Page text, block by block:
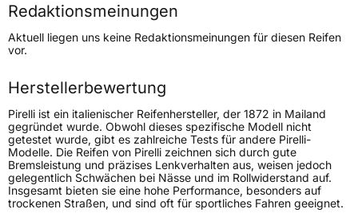
Höchstgeschwindigkeit
270 km/h
Lastindex91
Höchstlast615 kg
Generelle Merkmale
FahrzeugtypPKW
VerwendungSommerreifen
ModellnameP 6000
Redaktionsmeinungen
Aktuell liegen uns keine Redaktionsmeinungen für diesen Reifen
vor.
Herstellerbewertung
Pirelli ist ein italienischer Reifenhersteller, der 1872 in Mailand
gegründet wurde. Obwohl dieses spezifische Modell nicht
getestet wurde, gibt es zahlreiche Tests für andere Pirelli-
Modelle. Die Reifen von Pirelli zeichnen sich durch gute
Bremsleistung und präzises Lenkverhalten aus, weisen jedoch
gelegentlich Schwächen bei Nässe und im Rollwiderstand auf.
Insgesamt bieten sie eine hohe Performance, besonders auf
trockenen Straßen, und sind oft für sportliches Fahren geeignet.